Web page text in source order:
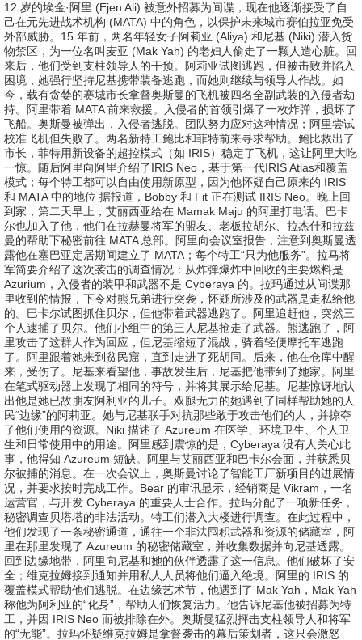
12 岁的埃金·阿里 (Ejen Ali) 被意外招募为间谍，现在他逐渐接受了自
己在元先进战术机构 (MATA) 中的角色，以保护未来城市赛伯拉亚免受
外部威胁。15 年前，两名年轻女子阿莉亚 (Aliya) 和尼基 (Niki) 潜入货
物禁区，为一位名叫麦亚 (Mak Yah) 的老妇人偷走了一颗人造心脏。回
来后，他们受到支柱领导人的干预。阿莉亚试图逃跑，但被击败并陷入
困境，她强行坚持尼基携带装备逃跑，而她则继续与领导人作战。如
今，载有贪婪的赛城市长拿督奥斯曼的飞机被四名全副武装的入侵者劫
持。阿里带着 MATA 前来救援。入侵者的首领引爆了一枚炸弹，损坏了
飞船。奥斯曼被弹出，入侵者逃脱。团队努力应对这种情况；阿里尝试
校准飞机但失败了。两名新特工鲍比和菲特前来寻求帮助。鲍比救出了
市长，菲特用新设备的超控模式（如 IRIS）稳定了飞机，这让阿里大吃
一惊。随后阿里向阿里介绍了IRIS Neo，基于第一代IRIS Atlas和覆盖
模式；每个特工都可以自由使用新原型，因为他怀疑自己原来的 IRIS
和 MATA 中的地位 据报道，Bobby 和 Fit 正在测试 IRIS Neo。晚上回
到家，第二天早上，艾丽西亚给在 Mamak Maju 的阿里打电话。巴卡
尔也加入了他，他们在拉赫曼将军的盟友、老板拉胡尔、拉杰什和拉兹
曼的帮助下秘密前往 MATA 总部。阿里向会议室报告，注意到奥斯曼透
露他在塞巴亚定居期间建立了 MATA；每个特工“只为他服务”。拉马将
军简要介绍了这次袭击的调查情况：从炸弹爆炸中回收的主要燃料是
Azurium，入侵者的装甲和武器不是 Cyberaya 的。拉玛通过从间谍那
里收到的情报，下令对熊兄弟进行突袭，怀疑所涉及的武器是走私给他
的。巴卡尔试图抓住贝尔，但他带着武器逃跑了。阿里追赶他，突然三
个人逮捕了贝尔。他们小组中的第三人尼基抢走了武器。熊逃跑了，阿
里攻击了这群人作为回应，但尼基缩短了混战，骑着轻便摩托车逃跑
了。阿里跟着她来到贫民窟，直到走进了死胡同。后来，他在仓库中醒
来，受伤了。尼基来看望他，事故发生后，尼基把他带到了她家。阿里
在笔式驱动器上发现了相同的符号，并将其展示给尼基。尼基惊讶地认
出他是她已故朋友阿利亚的儿子。双腿无力的她遇到了同样帮助她的人
民“边缘”的阿莉亚。她与尼基联手对抗那些敢于攻击他们的人，并掠夺
了他们使用的资源。Niki 描述了 Azureum 在医学、环境卫生、个人卫
生和日常使用中的用途。阿里感到震惊的是，Cyberaya 没有人关心此
事，他得知 Azureum 短缺。阿里与艾丽西亚和巴卡尔会面，并获悉贝
尔被捕的消息。在一次会议上，奥斯曼讨论了智能工厂新项目的进展情
况，并要求按时完成工作。Bear 的审讯显示，经销商是 Vikram，一名
运营官，与开发 Cyberaya 的重要人士合作。拉玛分配了一项新任务，
秘密调查贝塔塔的非法活动。特工们潜入大楼进行调查。在此过程中，
他们发现了一条秘密通道，通往一个非法囤积武器和资源的储藏室，阿
里在那里发现了 Azureum 的秘密储藏室，并收集数据并向尼基透露。
回到边缘地带，阿里向尼基和她的伙伴透露了这一信息。他们破坏了安
全；维克拉姆接到通知并用私人人员将他们逼入绝境。阿里的 IRIS 的
覆盖模式帮助他们逃脱。在边缘艺术节，他遇到了 Mak Yah，Mak Yah
称他为阿利亚的“化身”，帮助人们恢复活力。他告诉尼基他被招募为特
工，并因 IRIS Neo 而被排除在外。奥斯曼猛烈抨击支柱领导人和将军
的“无能”。拉玛怀疑维克拉姆是拿督袭击的幕后策划者，这只会激怒